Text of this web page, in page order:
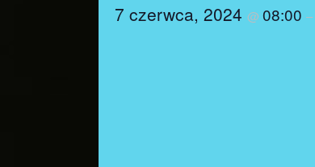
7 czerwca, 2024 @ 08:00 –